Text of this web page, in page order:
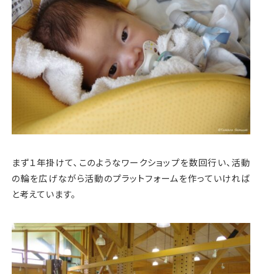
まず１年掛けて、このようなワークショップを数回行い、活動
の輪を広げながら活動のプラットフォームを作っていければ
と考えています。